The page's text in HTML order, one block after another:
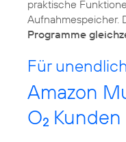
praktische
Aufnahmespeicher.
Programme
Für
Amazon
O2 Kunden